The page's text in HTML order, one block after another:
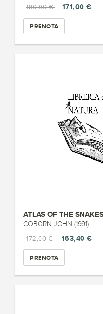
180,00 €
171,00 €
PRENOTA
ATLAS OF THE
COBORN JOHN (1991)
172,00 €
163,40 €
PRENOTA